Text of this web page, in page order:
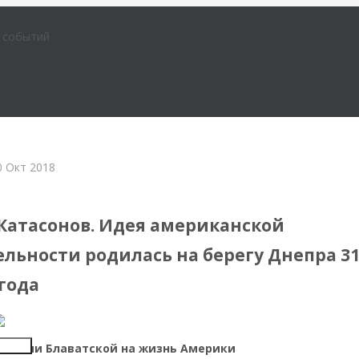
событий
Окт 2018
Идея американской
родилась на берегу Днепра 31
Блаватской на жизнь Америки